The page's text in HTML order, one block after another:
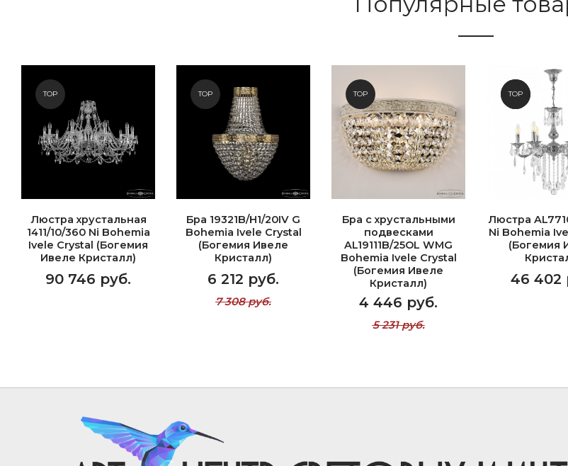
TOP
Люстра хрустальная
1411/10/360 Ni Bohemia
Ivele Crystal (Богемия
Ивеле Кристалл)
90 746 руб.
TOP
Бра 19321B/H1/20IV G
Bohemia Ivele Crystal
(Богемия Ивеле
Кристалл)
6 212 руб.
7 308 руб.
TOP
Бра с хрустальными
подвесками
AL19111B/25OL WMG
Bohemia Ivele Crystal
(Богемия Ивеле
Кристалл)
4 446 руб.
5 231 руб.
NEW
TOP
Люстра
Ni Bohemia
(Богемия
46 402